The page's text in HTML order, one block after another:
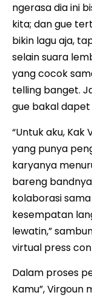
ngerasa dia ini
kita; dan gue
bikin lagu aja,
selain suara
yang cocok
telling banget.
gue bakal dapet
“Untuk aku, Kak
yang punya
karyanya
bareng
kolaborasi
kesempatan
lewatin,”
virtual press
Dalam proses
Kamu”, Virgoun